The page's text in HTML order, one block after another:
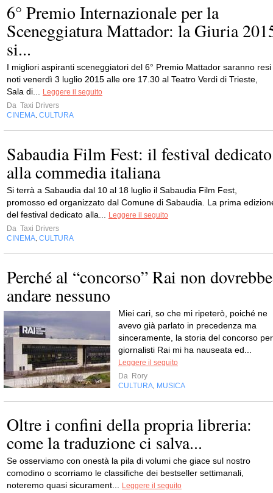
6° Premio Internazionale per la
Sceneggiatura Mattador: la Giuria
si...
I migliori aspiranti sceneggiatori del 6° Premio Mattador saranno resi
noti venerdì 3 luglio 2015 alle ore 17.30 al Teatro Verdi di Trieste,
Sala di...
Leggere il seguito
Da Taxi Drivers
CINEMA CULTURA
Sabaudia Film Fest: il festival dedicato
alla commedia italiana
Si terrà a Sabaudia dal 10 al 18 luglio il Sabaudia Film Fest,
promosso ed organizzato dal Comune di Sabaudia. La prima
del festival dedicato alla...
Leggere il seguito
Da Taxi Drivers
CINEMA CULTURA
Perché al “concorso” Rai non dovrebbe
andare nessuno
Miei cari, so che mi ripeterò, poiché ne
avevo già parlato in precedenza ma
sinceramente, la storia del concorso per
giornalisti Rai mi ha nauseata ed...
Leggere il seguito
Da Rory
CULTURA MUSICA
Oltre i confini della propria libreria:
come la traduzione ci salva...
Se osserviamo con onestà la pila di volumi che giace sul nostro
comodino o scorriamo le classifiche dei bestseller settimanali,
noteremo quasi sicurament...
Leggere il seguito